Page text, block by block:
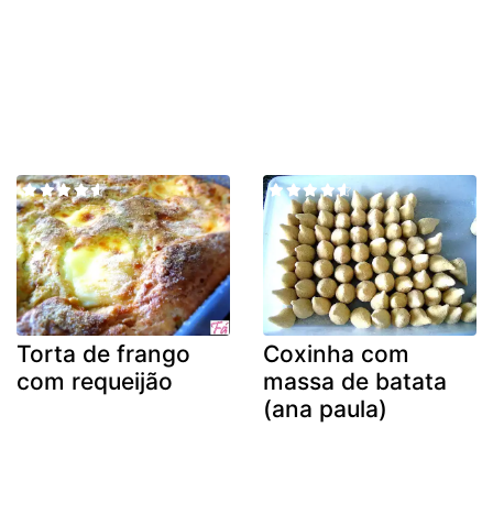
Torta de frango
com requeijão
Coxinha com
massa de batata
(ana paula)